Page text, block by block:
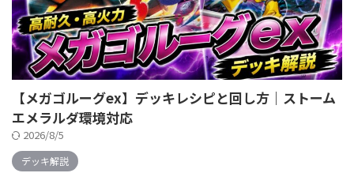
【メガゴルーグex】デッキレシピと回し方｜ストーム
エメラルダ環境対応
2026/8/5
デッキ解説